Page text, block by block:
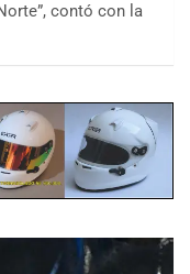
contó con la